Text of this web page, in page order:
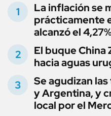
La inflación se
prácticamente
alcanzó el
El buque China
hacia aguas
Se agudizan
y Argentina, y
local por el